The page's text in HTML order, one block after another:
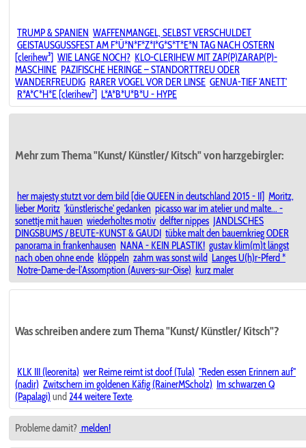
TRUMP & SPANIEN WAFFENMANGEL, SELBST VERSCHULDET
GEISTAUSGUSSFEST AM F*Ü*N*F*Z*I*G*S*T*E*N TAG NACH OSTERN
[clerihew³] WIE LANGE NOCH? KLO-CLERIHEW MIT ZAP(P)ZARAP(P)-
MASCHINE PAZIFISCHE HERINGE – STANDORTTREU ODER
WANDERFREUDIG RARER VOGEL VOR DER LINSE GENUA-TIEF 'ANETT'
R*A*C*H*E [clerihew²] L*A*B*U*B*U - HYPE
Mehr zum Thema "Kunst/ Künstler/ Kitsch" von harzgebirgler:
her majesty stutzt vor dem bild [die QUEEN in deutschland 2015 - II] Moritz,
lieber Moritz 'künstlerische' gedanken picasso war im atelier und malte... -
sonettje mit hauen wiederholtes motiv delfter nippes JANDLSCHES
DINGSBUMS / BEUTE-KUNST & GAUDI tübke malt den bauernkrieg ODER
panorama in frankenhausen NANA - KEIN PLASTIK! gustav klim(m)t längst
nach oben ohne ende klöppeln zahm was sonst wild Langes U(h)r-Pferd *
Notre-Dame-de-l’Assomption (Auvers-sur-Oise) kurz maler
Was schreiben andere zum Thema "Kunst/ Künstler/ Kitsch"?
KLK III (leorenita) wer Reime reimt ist doof (Tula) "Reden essen Erinnern auf"
(nadir) Zwitschern im goldenen Käfig (RainerMScholz) Im schwarzen Q
(Papalagi) und 244 weitere Texte.
Probleme damit? melden!